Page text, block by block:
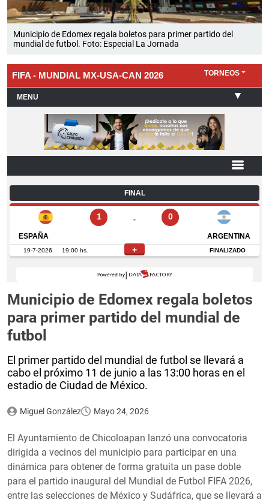
Municipio de Edomex regala boletos para primer partido del
mundial de futbol. Foto: Especial La Jornada
Municipio de Edomex regala boletos
para primer partido del mundial de
futbol
El primer partido del mundial de futbol se llevará a
cabo el próximo 11 de junio a las 13:00 horas en el
estadio de Ciudad de México.
Miguel González Mayo 24, 2026
El Ayuntamiento de Chicoloapan lanzó una convocatoria
dirigida a vecinos del municipio para participar en una
dinámica para obtener de forma gratuita un pase doble
para el partido inaugural del Mundial de Futbol FIFA 2026,
entre las selecciones de México y Sudáfrica, que se llevará a